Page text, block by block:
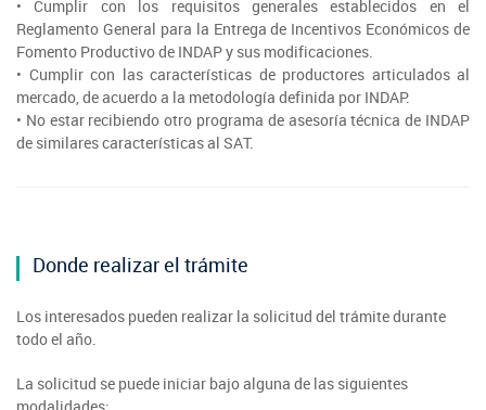
• Cumplir con los requisitos generales establecidos en el
Reglamento General para la Entrega de Incentivos Económicos de
Fomento Productivo de INDAP y sus modificaciones.
• Cumplir con las características de productores articulados al
mercado, de acuerdo a la metodología definida por INDAP.
• No estar recibiendo otro programa de asesoría técnica de INDAP
de similares características al SAT.
Donde realizar el trámite
Los interesados pueden realizar la solicitud del trámite durante
todo el año.
La solicitud se puede iniciar bajo alguna de las siguientes